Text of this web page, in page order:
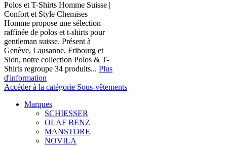
Polos et T-Shirts Homme Suisse |
Confort et Style Chemises
Homme propose une sélection
raffinée de polos et t-shirts pour
gentleman suisse. Présent à
Genève, Lausanne, Fribourg et
Sion, notre collection Polos & T-
Shirts regroupe 34 produits... Plus
d'information
Accéder à la catégorie Sous-vêtements
Marques
SCHIESSER
OLAF BENZ
MANSTORE
NOVILA